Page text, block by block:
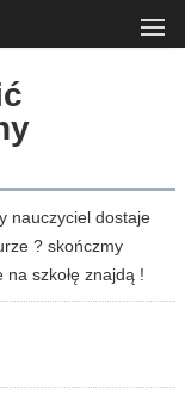
nauczyciel dostaje
? skończmy
szkołę znajdą !